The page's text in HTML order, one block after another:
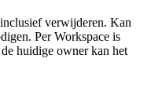
verwijderen. Kan
Per Workspace is
huidige owner kan het